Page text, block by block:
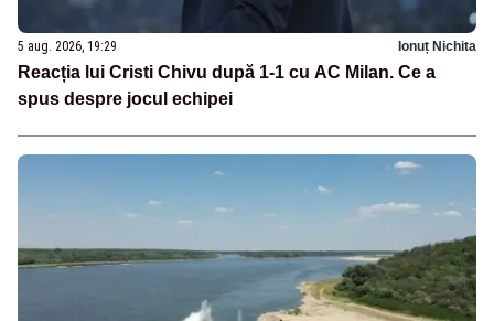
5 aug. 2026, 19:29 Ionuț Nichita
Reacția lui Cristi Chivu după 1-1 cu AC Milan. Ce a
spus despre jocul echipei